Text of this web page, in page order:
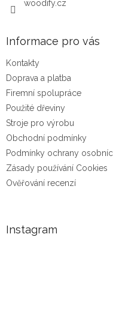
woodify.cz
Informace pro vás
Kontakty
Doprava a platba
Firemní spolupráce
Použité dřeviny
Stroje pro výrobu
Obchodní podmínky
Podmínky ochrany
Zásady používání Cookies
Ověřování recenzí
Instagram